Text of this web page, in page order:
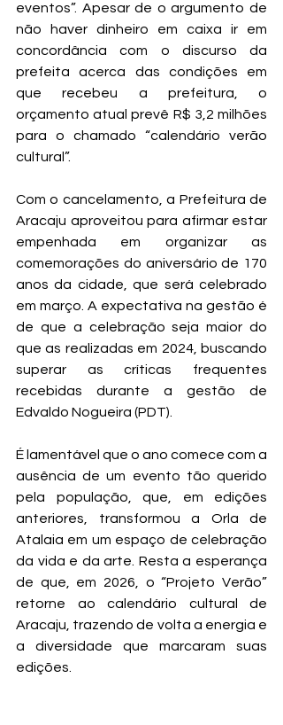
eventos”. Apesar de o argumento de
não haver dinheiro em caixa ir em
concordância com o discurso da
prefeita acerca das condições em
que recebeu a prefeitura, o
orçamento atual prevê R$ 3,2 milhões
para o chamado “calendário verão
cultural”.
Com o cancelamento, a Prefeitura de
Aracaju aproveitou para afirmar estar
empenhada em organizar as
comemorações do aniversário de 170
anos da cidade, que será celebrado
em março. A expectativa na gestão é
de que a celebração seja maior do
que as realizadas em 2024, buscando
superar as críticas frequentes
recebidas durante a gestão de
Edvaldo Nogueira (PDT).
É lamentável que o ano comece com a
ausência de um evento tão querido
pela população, que, em edições
anteriores, transformou a Orla de
Atalaia em um espaço de celebração
da vida e da arte. Resta a esperança
de que, em 2026, o “Projeto Verão”
retorne ao calendário cultural de
Aracaju, trazendo de volta a energia e
a diversidade que marcaram suas
edições.